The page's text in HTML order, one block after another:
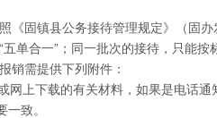
《固镇县公务接待管理规定》（固
单合一”；同一批次的接待，只能
销需提供下列附件：
网上下载的有关材料，如果是电话
一致。